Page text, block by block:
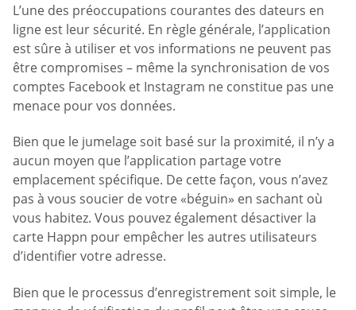
L’une des préoccupations courantes des dateurs en
ligne est leur sécurité. En règle générale, l’application
est sûre à utiliser et vos informations ne peuvent pas
être compromises – même la synchronisation de vos
comptes Facebook et Instagram ne constitue pas une
menace pour vos données.
Bien que le jumelage soit basé sur la proximité, il n’y a
aucun moyen que l’application partage votre
emplacement spécifique. De cette façon, vous n’avez
pas à vous soucier de votre «béguin» en sachant où
vous habitez. Vous pouvez également désactiver la
carte Happn pour empêcher les autres utilisateurs
d’identifier votre adresse.
Bien que le processus d’enregistrement soit simple, le